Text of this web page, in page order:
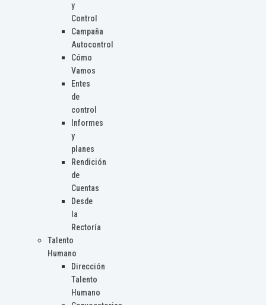
y
Control
Campaña
Autocontrol
Cómo
Vamos
Entes
de
control
Informes
y
planes
Rendición
de
Cuentas
Desde
la
Rectoría
Talento
Humano
Dirección
Talento
Humano